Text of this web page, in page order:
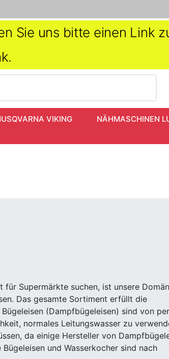
Sie uns bitte einen Link
VIKING
NÄHMASCHINEN
für Supermärkte suchen, ist unsere
Das gesamte Sortiment erfüllt die
(Dampfbügeleisen) sind von
normales Leitungswasser zu
da einige Hersteller von
und Wasserkocher sind nach